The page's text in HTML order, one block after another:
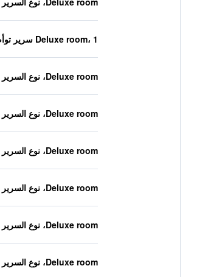
Deluxe room، 1 سرير توأم
Deluxe room، نوع السرير غير معروف
Deluxe room، نوع السرير غير معروف
Deluxe room، نوع السرير غير معروف
Deluxe room، نوع السرير غير معروف
Deluxe room، نوع السرير غير معروف
Deluxe room، نوع السرير غير معروف